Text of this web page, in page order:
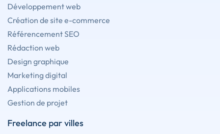
Développement web
Création de site e-commerce
Référencement SEO
Rédaction web
Design graphique
Marketing digital
Applications mobiles
Gestion de projet
Freelance par villes